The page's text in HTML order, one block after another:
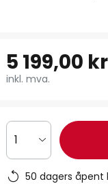
5 199,00 kr
inkl. mva.
1
50 dagers åpent